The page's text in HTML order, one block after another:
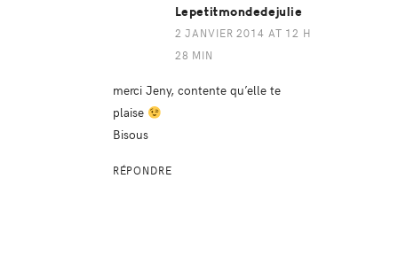
Lepetitmondedejulie
2 JANVIER 2014 AT 12 H
28 MIN
merci Jeny, contente qu’elle te
plaise
Bisous
RÉPONDRE